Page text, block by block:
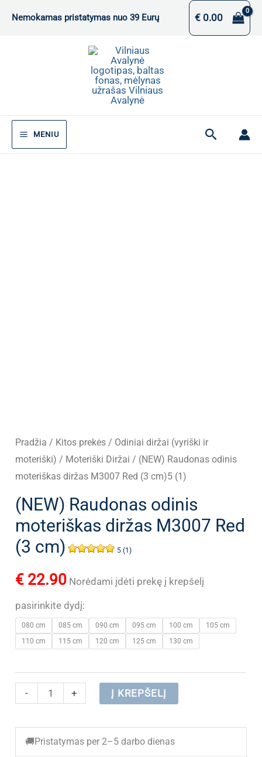
Nemokamas pristatymas nuo 39 Eurų €0.00
MENIU Paieška
Pradžia / Kitos prekės / Odiniai diržai (vyriški ir
moteriški) / Moteriški Diržai / (NEW) Raudonas odinis
moteriškas diržas M3007 Red (3 cm)5 (1)
(NEW) Raudonas odinis
moteriškas diržas M3007 Red
(3 cm)
5 (1)
€ 22.90 Norėdami įdėti prekę į krepšelį
pasirinkite dydį:
080 cm 085 cm 090 cm 095 cm 100 cm
105 cm
110 cm
115 cm 120 cm 125 cm 130 cm
-
produkto
(NEW)
Raudonas
+ Į KREPŠELĮ
🚚 Pristatymas per 2–5 darbo dienas